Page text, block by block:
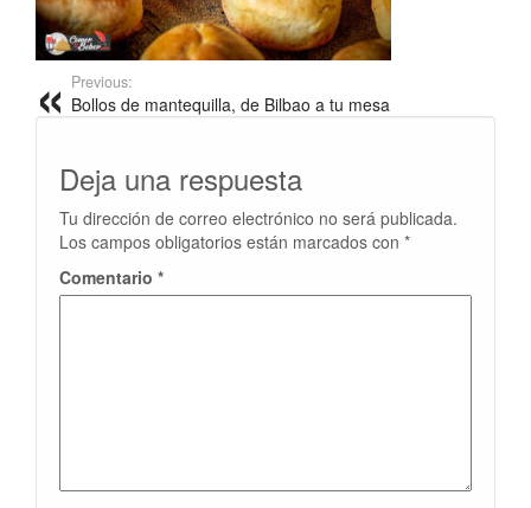
Previous:
Bollos de mantequilla, de Bilbao a tu mesa
Deja una respuesta
Tu dirección de correo electrónico no será publicada.
Los campos obligatorios están marcados con *
Comentario *